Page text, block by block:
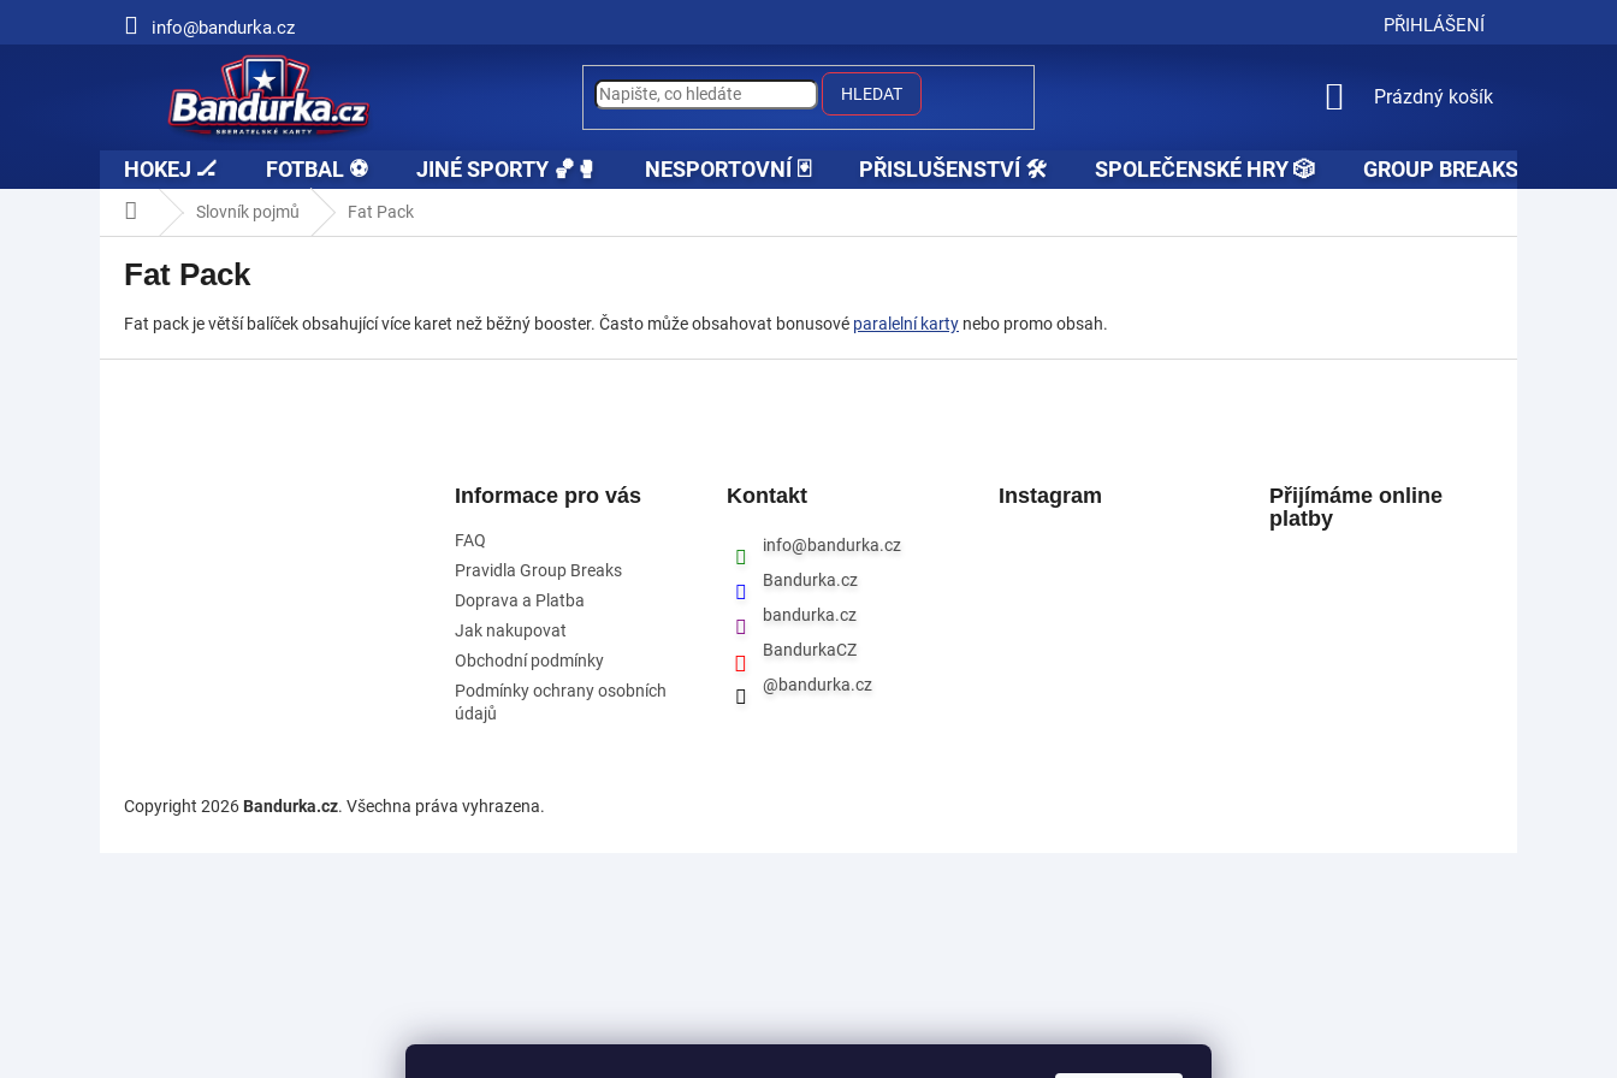
info@bandurka.cz PŘIHLÁŠENÍ
HLEDAT
NÁKUPNÍ
Prázdný košík
HOKEJ 🏒 FOTBAL ⚽ JINÉ SPORTY 🏀🥊 NESPORTOVNÍ 🃏 PŘISLUŠENSTVÍ 🛠️ SPOLEČENSKÉ HRY 🎲 GROUP BREAKS 🚧👥🚧
Domů Slovník pojmů Fat Pack
Fat Pack
Fat pack je větší balíček obsahující více karet než běžný booster. Často může obsahovat bonusové paralelní karty nebo promo obsah.
Informace pro vás
FAQ
Pravidla Group Breaks
Doprava a Platba
Jak nakupovat
Obchodní podmínky
Podmínky ochrany osobních
údajů
Kontakt
info@bandurka.cz
Bandurka.cz
bandurka.cz
BandurkaCZ
@bandurka.cz
Instagram
Přijímáme online
platby
Copyright 2026 Bandurka.cz. Všechna práva vyhrazena.